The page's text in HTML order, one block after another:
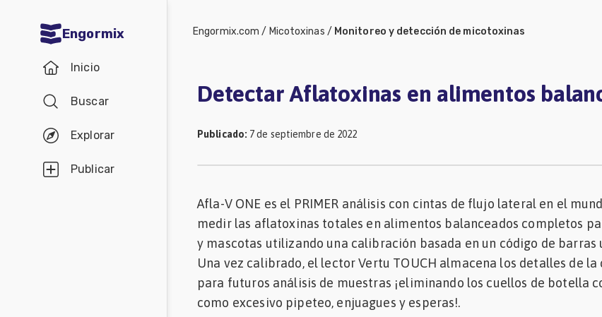
Engormix
Inicio
Buscar
Explorar
Publicar
Agricultura
Balanceados
Avicultura
Lechería
Micotoxinas
Porcicultura
Engormix.com / Micotoxinas / Monitoreo y detección de micotoxinas
Detectar Aflatoxinas en alimentos
Publicado: 7 de septiembre de 2022
Afla-V ONE es el PRIMER análisis con cintas de flujo lateral en el
medir las aflatoxinas totales en alimentos balanceados completos
y mascotas utilizando una calibración basada en un código de barras
Una vez calibrado, el lector Vertu TOUCH almacena los detalles de
para futuros análisis de muestras ¡eliminando los cuellos de botella
como excesivo pipeteo, enjuagues y esperas!.